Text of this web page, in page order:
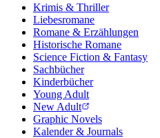
Krimis & Thriller
Liebesromane
Romane & Erzählungen
Historische Romane
Science Fiction & Fantasy
Sachbücher
Kinderbücher
Young Adult
New Adult
Graphic Novels
Kalender & Journals